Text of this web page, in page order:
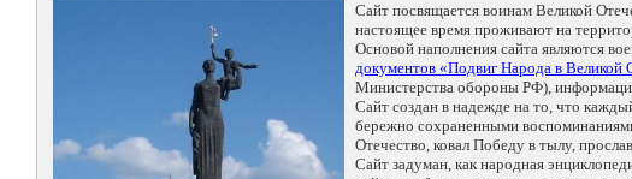
Сайт посвящается воинам Великой
настоящее время проживают на
Основой наполнения сайта являются
документов «Подвиг Народа в Великой
Министерства обороны РФ),
Сайт создан в надежде на то, что
бережно сохраненными
Отечество, ковал Победу в тылу,
Сайт задуман, как народная